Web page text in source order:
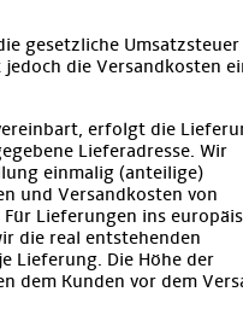
gesetzliche
die Versandkosten
erfolgt die
Lieferadresse. Wir
einmalig (anteilige)
und Versandkosten von
Lieferungen ins
die real entstehenden
Lieferung. Die Höhe der
dem Kunden vor dem